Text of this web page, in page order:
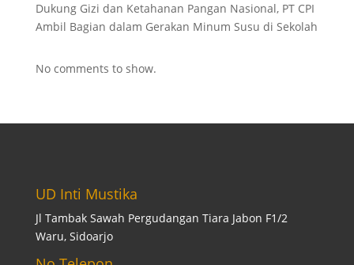
Dukung Gizi dan Ketahanan Pangan Nasional, PT CPI
Ambil Bagian dalam Gerakan Minum Susu di Sekolah
No comments to show.
UD Inti Mustika
Jl Tambak Sawah Pergudangan Tiara Jabon F1/2
Waru, Sidoarjo